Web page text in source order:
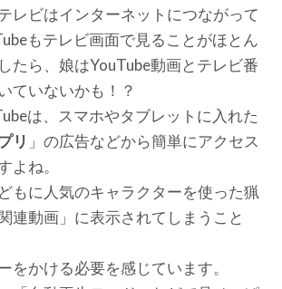
レビはインターネットにつながって
もテレビ画面で見ることがほとん
たら、娘はYouTube動画とテレビ番
ていないかも！？
は、スマホやタブレットに入れた
リ 」の広告などから簡単にアクセス
よね。
もに人気のキャラクターを使った猟
連動画」に表示されてしまうこと
をかける必要を感じています。